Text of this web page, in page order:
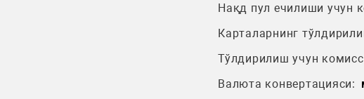
Нақд пул ечилиши учун
Карталарнинг
Тўлдирилиш учун
Валюта конвертацияси: